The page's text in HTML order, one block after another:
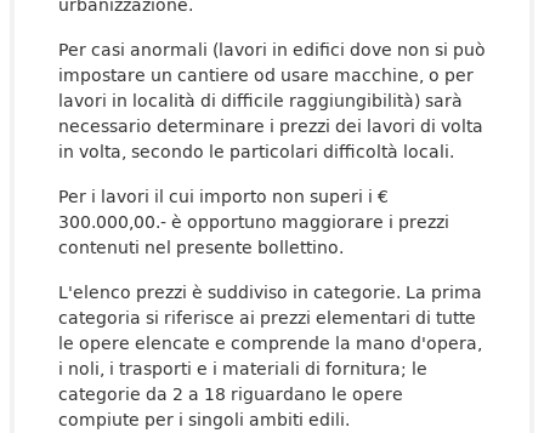
Per casi anormali (lavori in edifici dove non si può
impostare un cantiere od usare macchine, o per
lavori in località di difficile raggiungibilità) sarà
necessario determinare i prezzi dei lavori di volta
in volta, secondo le particolari difficoltà locali.
Per i lavori il cui importo non superi i €
300.000,00.- è opportuno maggiorare i prezzi
contenuti nel presente bollettino.
L'elenco prezzi è suddiviso in categorie. La prima
categoria si riferisce ai prezzi elementari di tutte
le opere elencate e comprende la mano d'opera,
i noli, i trasporti e i materiali di fornitura; le
categorie da 2 a 18 riguardano le opere
compiute per i singoli ambiti edili.